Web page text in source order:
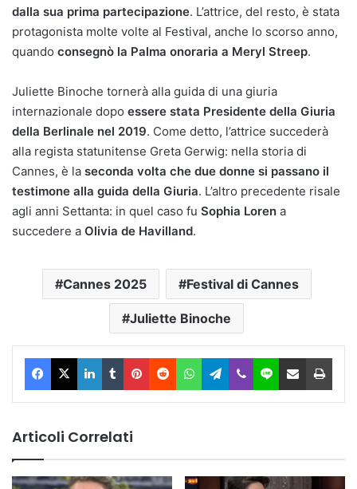
dalla sua prima partecipazione. L’attrice, del resto, è stata
protagonista molte volte al Festival, anche lo scorso anno,
quando consegnò la Palma onoraria a Meryl Streep.
Juliette Binoche tornerà alla guida di una giuria
internazionale dopo essere stata Presidente della Giuria
della Berlinale nel 2019. Come detto, l’attrice succederà
alla regista statunitense Greta Gerwig: nella storia di
Cannes, è la seconda volta che due donne si passano il
testimone alla guida della Giuria. L’altro precedente risale
agli anni Settanta: in quel caso fu Sophia Loren a
succedere a Olivia de Havilland.
Cannes 2025 Festival di Cannes
Juliette Binoche
Facebook
X LinkedIn
TumblrPinterest
RedditWhatsAppTelegram
ViberLine Condividi via Email
Articoli Correlati